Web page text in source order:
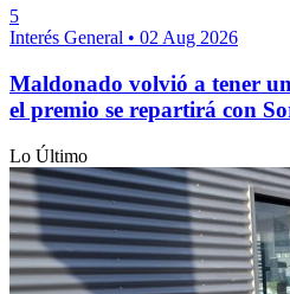
5
Interés General • 02 Aug 2026
Maldonado volvió a tener
el premio se repartirá con
Lo Último